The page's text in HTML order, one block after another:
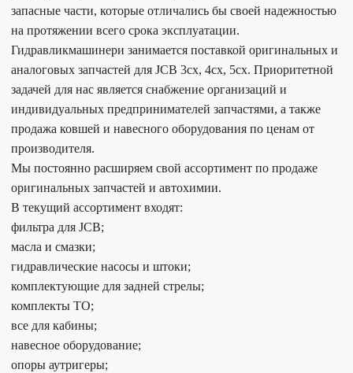
запасные части, которые отличались бы своей надежностью
на протяжении всего срока эксплуатации.
Гидравликмашинери занимается поставкой оригинальных и
аналоговых запчастей для JCB 3cx, 4cx, 5cx. Приоритетной
задачей для нас является снабжение организаций и
индивидуальных предпринимателей запчастями, а также
продажа ковшей и навесного оборудования по ценам от
производителя.
Мы постоянно расширяем свой ассортимент по продаже
оригинальных запчастей и автохимии.
В текущий ассортимент входят:
фильтра для JCB;
масла и смазки;
гидравлические насосы и штоки;
комплектующие для задней стрелы;
комплекты ТО;
все для кабины;
навесное оборудование;
опоры аутригеры;